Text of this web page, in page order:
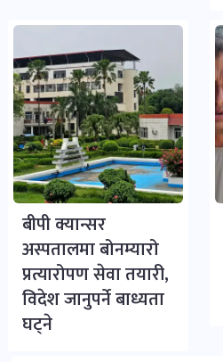
बीपी क्यान्सर
अस्पतालमा बोनम्यारो
प्रत्यारोपण सेवा तयारी,
विदेश जानुपर्ने बाध्यता
घट्ने